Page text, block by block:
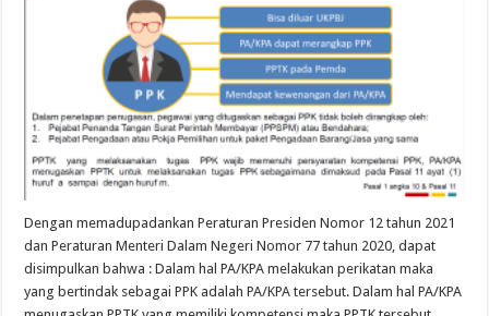
Dengan memadupadankan Peraturan Presiden Nomor 12 tahun 2021
dan Peraturan Menteri Dalam Negeri Nomor 77 tahun 2020, dapat
disimpulkan bahwa : Dalam hal PA/KPA melakukan perikatan maka
yang bertindak sebagai PPK adalah PA/KPA tersebut. Dalam hal PA/KPA